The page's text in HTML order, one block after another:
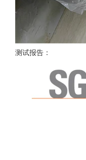
测试报告：